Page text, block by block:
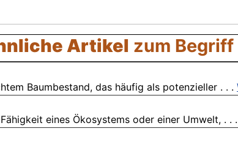
Artikel zum Begriff
Baumbestand, das häufig als potenzieller . . .
eines Ökosystems oder einer Umwelt, . . .